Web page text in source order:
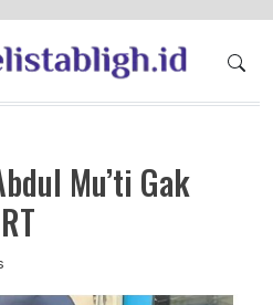
Islam Berkemajuan dan
Mu’ti Gak